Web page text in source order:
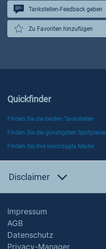
Tankstellen-Feedback geben
Zu Favoriten hinzufügen
Quickfinder
Finden Sie die besten Tankstellen
Finden Sie die günstigsten Spritpreise
Finden Sie Ihre bevorzugte Marke
Disclaimer
Impressum
AGB
Datenschutz
Privacy-Manager